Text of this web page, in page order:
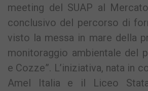
meeting del SUAP al
conclusivo del percorso di
visto la messa in mare della
monitoraggio ambientale del
e Cozze”. L’iniziativa, nata in
Amel Italia e il Liceo